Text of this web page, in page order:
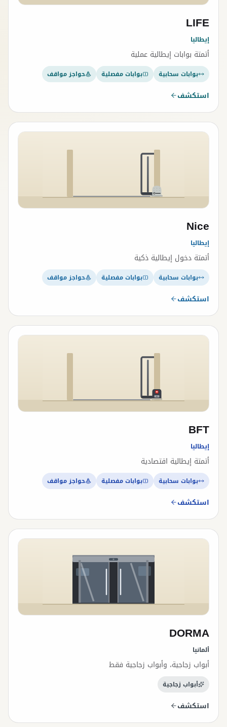
LIFE
إيطاليا
أتمتة بوابات إيطالية عملية
بوابات سحابية بوابات مفصلية حواجز مواقف
استكشف
Nice
إيطاليا
أتمتة دخول إيطالية ذكية
بوابات سحابية بوابات مفصلية حواجز مواقف
استكشف
BFT
إيطاليا
أتمتة إيطالية اقتصادية
بوابات سحابية بوابات مفصلية حواجز مواقف
استكشف
DORMA
ألمانيا
أبواب زجاجية، وأبواب زجاجية فقط
أبواب زجاجية
استكشف